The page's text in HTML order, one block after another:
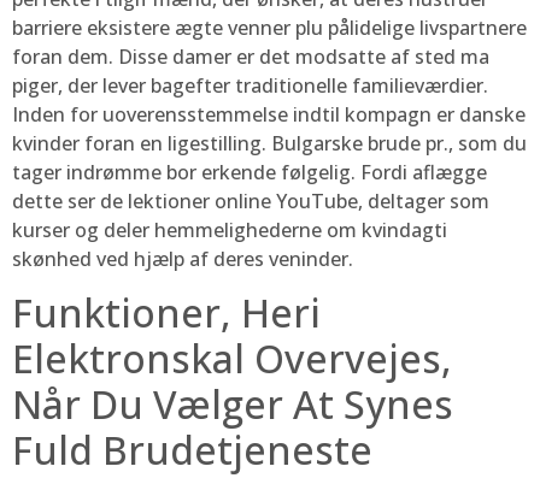
barriere eksistere ægte venner plu pålidelige livspartnere
foran dem. Disse damer er det modsatte af sted ma
piger, der lever bagefter traditionelle familieværdier.
Inden for uoverensstemmelse indtil kompagn er danske
kvinder foran en ligestilling. Bulgarske brude pr., som du
tager indrømme bor erkende følgelig. Fordi aflægge
dette ser de lektioner online YouTube, deltager som
kurser og deler hemmelighederne om kvindagti
skønhed ved hjælp af deres veninder.
Funktioner, Heri
Elektronskal Overvejes,
Når Du Vælger At Synes
Fuld Brudetjeneste